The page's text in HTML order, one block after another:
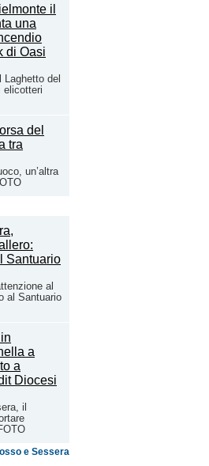
Laghetto del
elicotteri
un’altra
al
al Santuario
il
e Sessera